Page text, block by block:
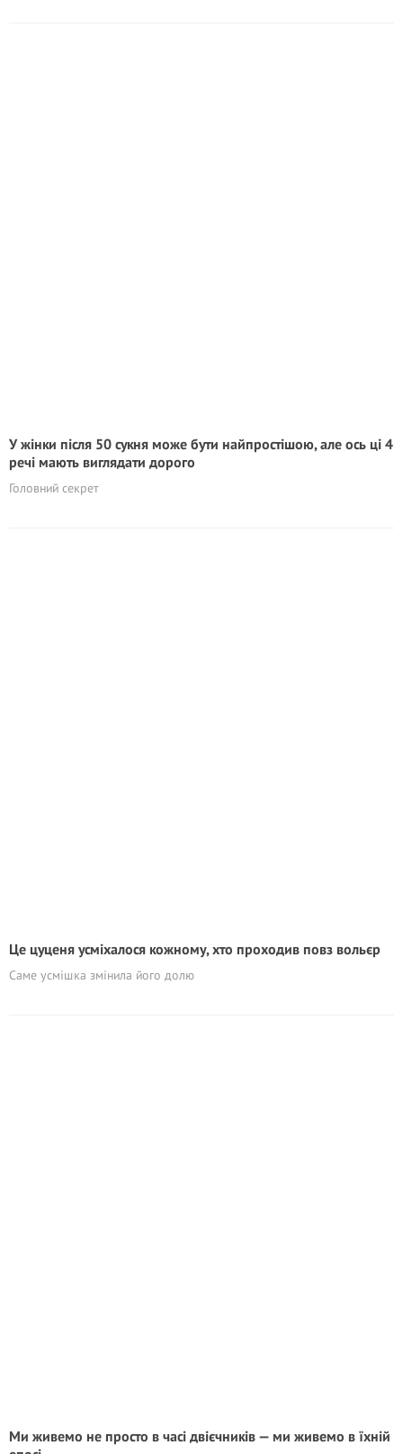
У жінки після 50 сукня може бути найпростішою, але ось ці 4
речі мають виглядати дорого
Головний секрет
Це цуценя усміхалося кожному, хто проходив повз вольєр
Саме усмішка змінила його долю
Ми живемо не просто в часі двієчників — ми живемо в їхній